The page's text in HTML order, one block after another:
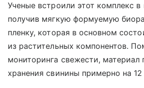
Ученые встроили этот комплекс в
получив мягкую формуемую
пленку, которая в основном
из растительных компонентов.
мониторинга свежести, материал
хранения свинины примерно на 12